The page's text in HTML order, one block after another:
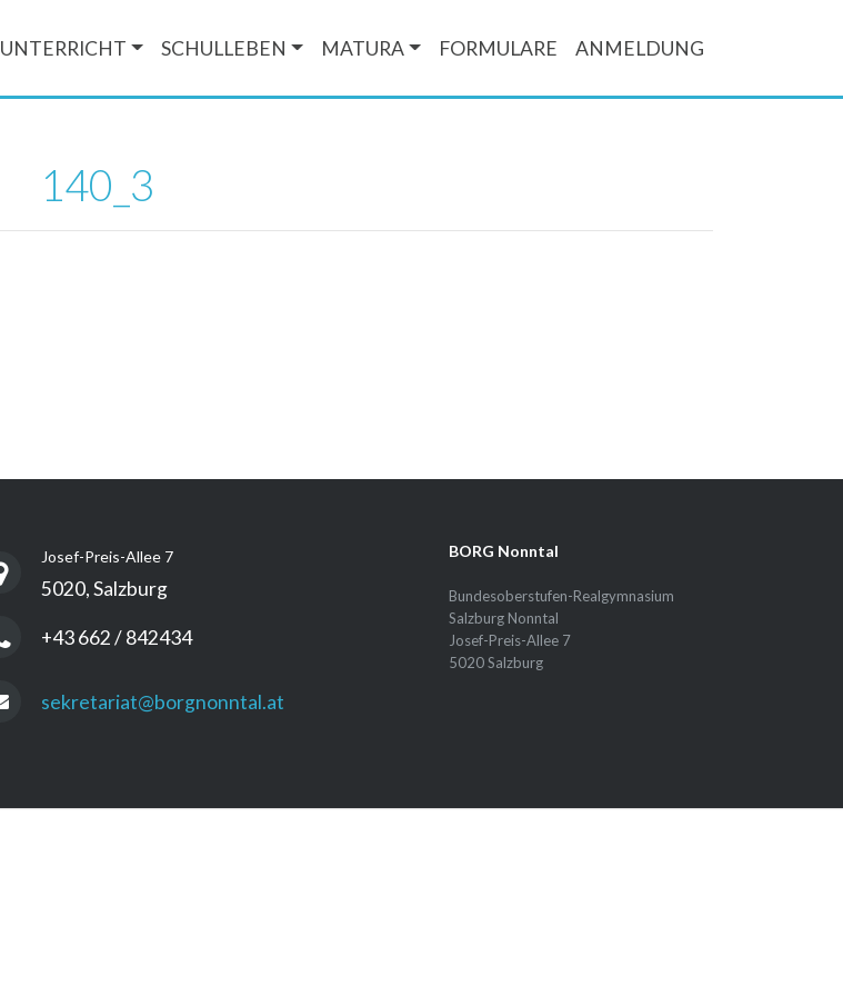
UNTERRICHT SCHULLEBEN MATURA FORMULARE ANMELDUNG
140_3
Josef-Preis-Allee 7
5020, Salzburg
+43 662 / 842434
sekretariat@borgnonntal.at
BORG Nonntal
Bundesoberstufen-Realgymnasium
Salzburg Nonntal
Josef-Preis-Allee 7
5020 Salzburg